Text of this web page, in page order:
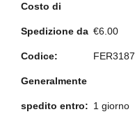
Costo di
Spedizione da €6.00
Codice: FER3187
Generalmente
spedito entro: 1 giorno